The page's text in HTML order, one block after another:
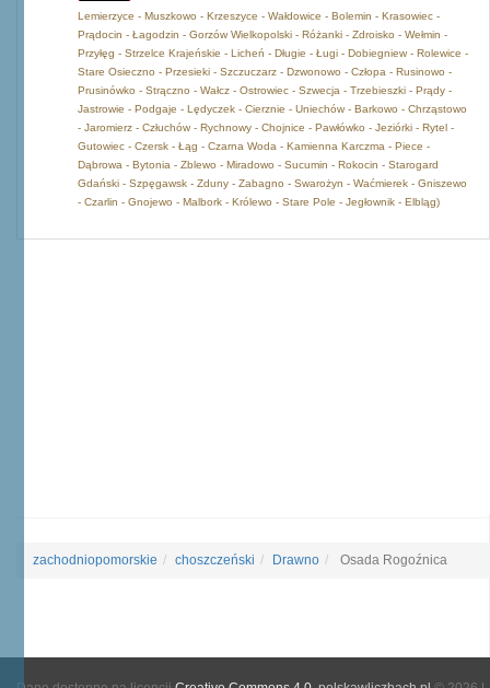
Lemierzyce - Muszkowo - Krzeszyce - Wałdowice - Bolemin - Krasowiec -
Prądocin - Łagodzin - Gorzów Wielkopolski - Różanki - Zdroisko - Wełmin -
Przyłęg - Strzelce Krajeńskie - Licheń - Długie - Ługi - Dobiegniew - Rolewice -
Stare Osieczno - Przesieki - Szczuczarz - Dzwonowo - Człopa - Rusinowo -
Prusinówko - Strączno - Wałcz - Ostrowiec - Szwecja - Trzebieszki - Prądy -
Jastrowie - Podgaje - Lędyczek - Cierznie - Uniechów - Barkowo - Chrząstowo
- Jaromierz - Człuchów - Rychnowy - Chojnice - Pawłówko - Jeziórki - Rytel -
Gutowiec - Czersk - Łąg - Czarna Woda - Kamienna Karczma - Piece -
Dąbrowa - Bytonia - Zblewo - Miradowo - Sucumin - Rokocin - Starogard
Gdański - Szpęgawsk - Zduny - Zabagno - Swarożyn - Waćmierek - Gniszewo
- Czarlin - Gnojewo - Malbork - Królewo - Stare Pole - Jegłownik - Elbląg)
zachodniopomorskie choszczeński Drawno Osada Rogoźnica